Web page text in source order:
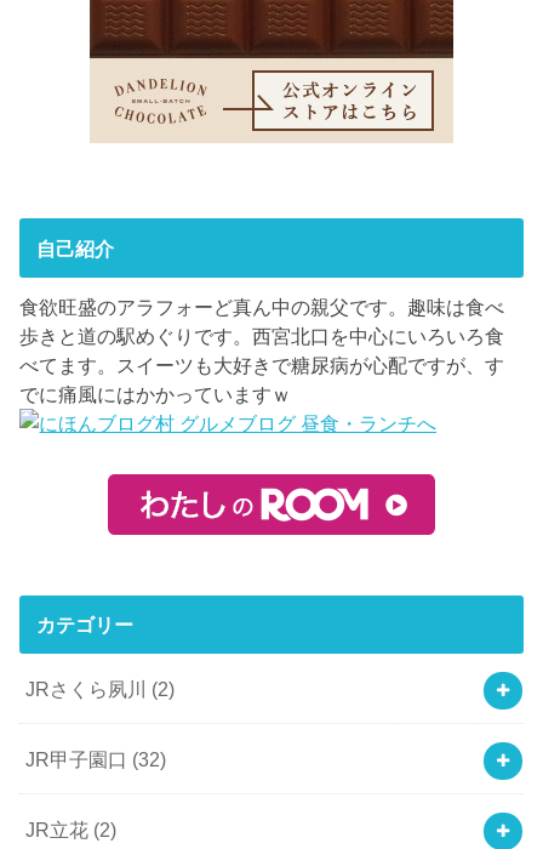
自己紹介
食欲旺盛のアラフォーど真ん中の親父です。趣味は食べ
歩きと道の駅めぐりです。西宮北口を中心にいろいろ食
べてます。スイーツも大好きで糖尿病が心配ですが、す
でに痛風にはかかっていますｗ
カテゴリー
JRさくら夙川 (2)
JR甲子園口 (32)
JR立花 (2)